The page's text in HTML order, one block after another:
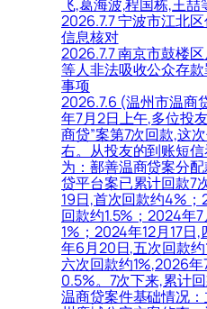
飞,葛海波,程国栋,王
2026.7.7 宁波市江北
信息核对
2026.7.7 南京市鼓楼
等人非法吸收公众存
事项
2026.7.6 (温州市温商
年7月2日上午,多位投
商贷”案第7次回款,这
右。从投友的到账短
为：鄯善温商贷案分
贷平台案已累计回款7
19日,首次回款约4%
回款约1.5%；2024年
1%；2024年12月17日
年6月20日,五次回款
六次回款约1%,2026
0.5%。7次下来,累计回
温商贷案件基础情况